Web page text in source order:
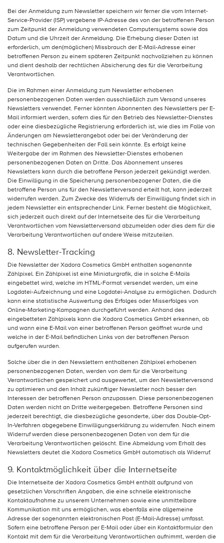
Bei der Anmeldung zum Newsletter speichern wir ferner die vom Internet-
Service-Provider (ISP) vergebene IP-Adresse des von der betroffenen Person
zum Zeitpunkt der Anmeldung verwendeten Computersystems sowie das
Datum und die Uhrzeit der Anmeldung. Die Erhebung dieser Daten ist
erforderlich, um den(möglichen) Missbrauch der E-Mail-Adresse einer
betroffenen Person zu einem späteren Zeitpunkt nachvollziehen zu können
und dient deshalb der rechtlichen Absicherung des für die Verarbeitung
Verantwortlichen.
Die im Rahmen einer Anmeldung zum Newsletter erhobenen
personenbezogenen Daten werden ausschließlich zum Versand unseres
Newsletters verwendet. Ferner könnten Abonnenten des Newsletters per E-
Mail informiert werden, sofern dies für den Betrieb des Newsletter-Dienstes
oder eine diesbezügliche Registrierung erforderlich ist, wie dies im Falle von
Änderungen am Newsletterangebot oder bei der Veränderung der
technischen Gegebenheiten der Fall sein könnte. Es erfolgt keine
Weitergabe der im Rahmen des Newsletter-Dienstes erhobenen
personenbezogenen Daten an Dritte. Das Abonnement unseres
Newsletters kann durch die betroffene Person jederzeit gekündigt werden.
Die Einwilligung in die Speicherung personenbezogener Daten, die die
betroffene Person uns für den Newsletterversand erteilt hat, kann jederzeit
widerrufen werden. Zum Zwecke des Widerrufs der Einwilligung findet sich in
jedem Newsletter ein entsprechender Link. Ferner besteht die Möglichkeit,
sich jederzeit auch direkt auf der Internetseite des für die Verarbeitung
Verantwortlichen vom Newsletterversand abzumelden oder dies dem für die
Verarbeitung Verantwortlichen auf andere Weise mitzuteilen.
8. Newsletter-Tracking
Die Newsletter der Xadora Cosmetics GmbH enthalten sogenannte
Zählpixel. Ein Zählpixel ist eine Miniaturgrafik, die in solche E-Mails
eingebettet wird, welche im HTML-Format versendet werden, um eine
Logdatei-Aufzeichnung und eine Logdatei-Analyse zu ermöglichen. Dadurch
kann eine statistische Auswertung des Erfolges oder Misserfolges von
Online-Marketing-Kampagnen durchgeführt werden. Anhand des
eingebetteten Zählpixels kann die Xadora Cosmetics GmbH erkennen, ob
und wann eine E-Mail von einer betroffenen Person geöffnet wurde und
welche in der E-Mail befindlichen Links von der betroffenen Person
aufgerufen wurden.
Solche über die in den Newslettern enthaltenen Zählpixel erhobenen
personenbezogenen Daten, werden von dem für die Verarbeitung
Verantwortlichen gespeichert und ausgewertet, um den Newsletterversand
zu optimieren und den Inhalt zukünftiger Newsletter noch besser den
Interessen der betroffenen Person anzupassen. Diese personenbezogenen
Daten werden nicht an Dritte weitergegeben. Betroffene Personen sind
jederzeit berechtigt, die diesbezügliche gesonderte, über das Double-Opt-
In-Verfahren abgegebene Einwilligungserklärung zu widerrufen. Nach einem
Widerruf werden diese personenbezogenen Daten von dem für die
Verarbeitung Verantwortlichen gelöscht. Eine Abmeldung vom Erhalt des
Newsletters deutet die Xadora Cosmetics GmbH automatisch als Widerruf.
9. Kontaktmöglichkeit über die Internetseite
Die Internetseite der Xadora Cosmetics GmbH enthält aufgrund von
gesetzlichen Vorschriften Angaben, die eine schnelle elektronische
Kontaktaufnahme zu unserem Unternehmen sowie eine unmittelbare
Kommunikation mit uns ermöglichen, was ebenfalls eine allgemeine
Adresse der sogenannten elektronischen Post (E-Mail-Adresse) umfasst.
Sofern eine betroffene Person per E-Mail oder über ein Kontaktformular den
Kontakt mit dem für die Verarbeitung Verantwortlichen aufnimmt, werden die